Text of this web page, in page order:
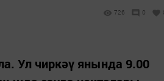
726 0
Ул чиркәү янында 9.00